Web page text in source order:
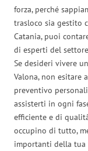
forza, perché
trasloco sia gestito
Catania, puoi
di esperti del
Se desideri vivere
Valona, non esitare
preventivo
assisterti in ogni
efficiente e di
occupino di tutto,
importanti della tua